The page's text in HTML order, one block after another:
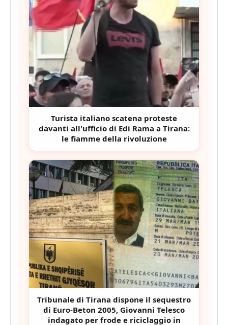
Turista italiano scatena proteste
davanti all'ufficio di Edi Rama a Tirana:
le fiamme della rivoluzione
Tribunale di Tirana dispone il sequestro
di Euro-Beton 2005, Giovanni Telesco
indagato per frode e riciclaggio in